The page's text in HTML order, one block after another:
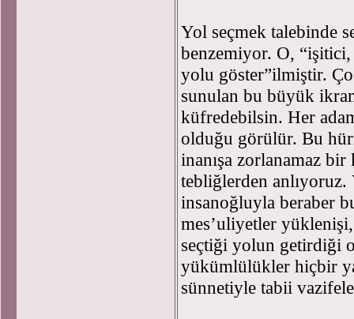
Yol seçmek talebinde
benzemiyor. O, “işitici,
yolu göster”ilmiştir.
sunulan bu büyük
küfredebilsin. Her
olduğu görülür. Bu
inanışa zorlanamaz
tebliğlerden anlıyoruz.
insanoğluyla beraber
mes’uliyetler
seçtiği yolun getirdiği
yükümlülükler hiçbir
sünnetiyle tabii